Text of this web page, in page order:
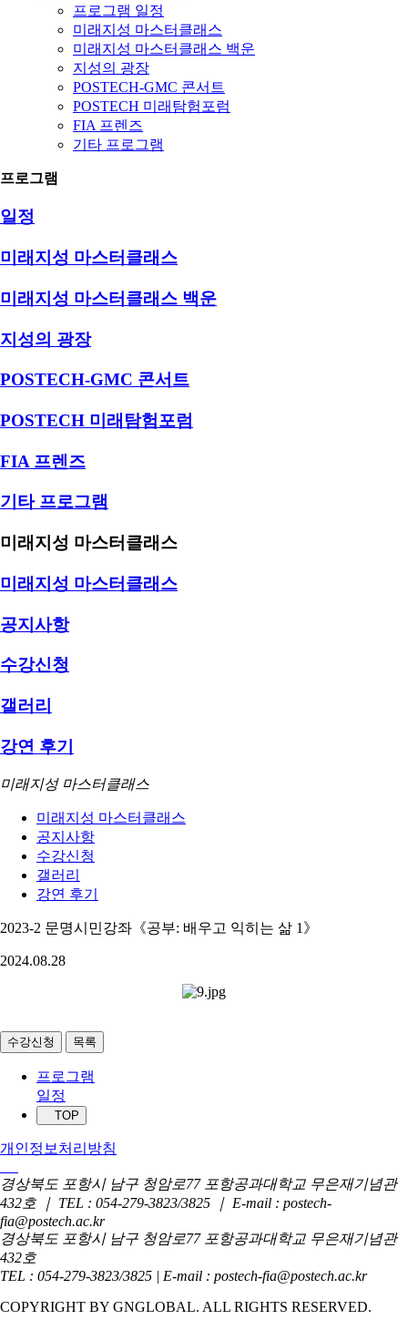
프로그램 일정
미래지성 마스터클래스
미래지성 마스터클래스 백운
지성의 광장
POSTECH-GMC 콘서트
POSTECH 미래탐험포럼
FIA 프렌즈
기타 프로그램
프로그램
일정
미래지성 마스터클래스
미래지성 마스터클래스 백운
지성의 광장
POSTECH-GMC 콘서트
POSTECH 미래탐험포럼
FIA 프렌즈
기타 프로그램
미래지성 마스터클래스
미래지성 마스터클래스
공지사항
수강신청
갤러리
강연 후기
미래지성 마스터클래스
미래지성 마스터클래스
공지사항
수강신청
갤러리
강연 후기
2023-2 문명시민강좌《공부: 배우고 익히는 삶 1》
2024.08.28
수강신청 목록
프로그램
일정
TOP
개인정보처리방침
경상북도 포항시 남구 청암로77 포항공과대학교 무은재기념관
432호 ｜ TEL : 054-279-3823/3825 ｜ E-mail : postech-
fia@postech.ac.kr
경상북도 포항시 남구 청암로77 포항공과대학교 무은재기념관
432호
TEL : 054-279-3823/3825 | E-mail : postech-fia@postech.ac.kr
COPYRIGHT BY GNGLOBAL. ALL RIGHTS RESERVED.